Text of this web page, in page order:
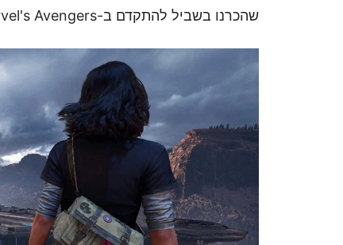
שהכרנו בשביל להתקדם ב-Marvel's Avengers.